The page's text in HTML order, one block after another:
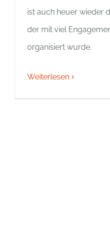
ist auch heuer wieder
der mit viel
organisiert wurde.
Weiterlesen